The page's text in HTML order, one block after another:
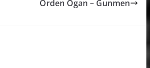
Orden Ogan – Gunmen